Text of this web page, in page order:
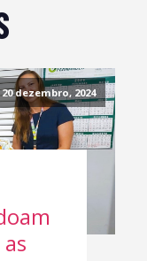
20 dezembro, 2024